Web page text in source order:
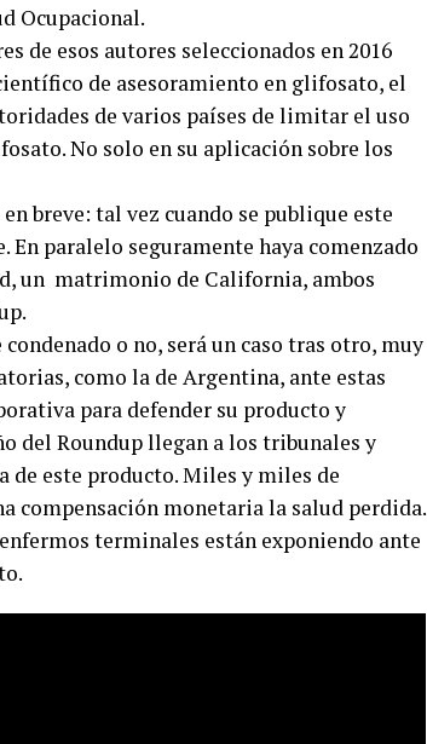
Ocupacional.
de esos autores seleccionados en 2016
de asesoramiento en glifosato, el
de varios países de limitar el uso
No solo en su aplicación sobre los
breve: tal vez cuando se publique este
En paralelo seguramente haya comenzado
un matrimonio de California, ambos
o no, será un caso tras otro, muy
como la de Argentina, ante estas
para defender su producto y
del Roundup llegan a los tribunales y
de este producto. Miles y miles de
compensación monetaria la salud perdida.
terminales están exponiendo ante